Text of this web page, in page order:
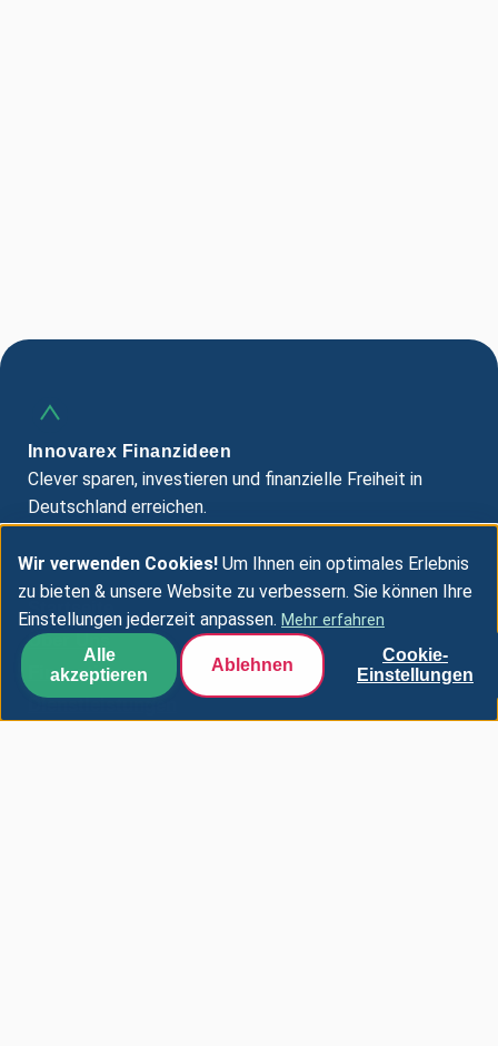
Innovarex Finanzideen
Clever sparen, investieren und finanzielle Freiheit in
Deutschland erreichen.
Startseite
Über Uns
Finanztipps
Dienstleistungen
Wir verwenden Cookies! Um Ihnen ein optimales Erlebnis
zu bieten & unsere Website zu verbessern. Sie können Ihre
Einstellungen jederzeit anpassen. Mehr erfahren
Alle
akzeptieren
Ablehnen
Cookie-
Einstellungen